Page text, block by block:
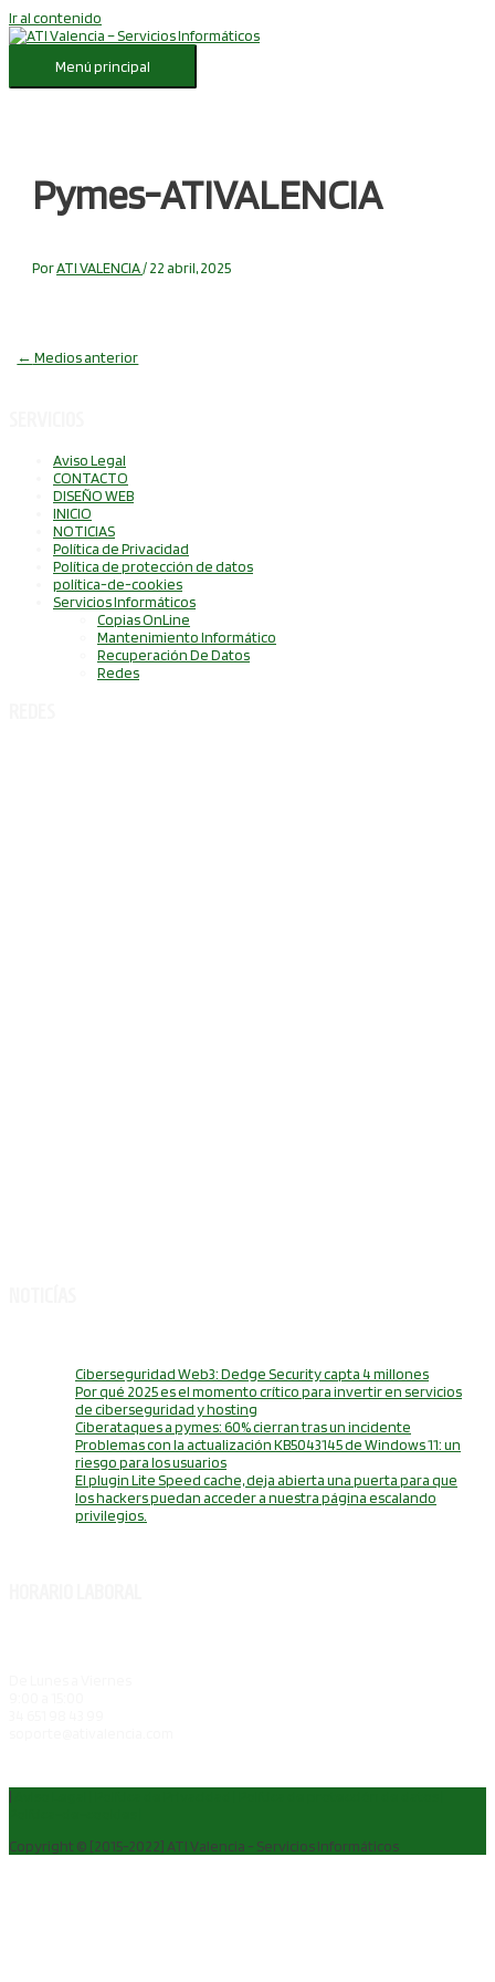
Ir al contenido
Menú principal
Pymes-ATIVALENCIA
PorATI VALENCIA/22 abril, 2025
← Medios anterior
Aviso Legal
CONTACTO
DISEÑO WEB
INICIO
NOTICIAS
Política de Privacidad
Política de protección de datos
política-de-cookies
Servicios Informáticos
Copias OnLine
Mantenimiento Informático
Recuperación De Datos
Redes
Ciberseguridad Web3: Dedge Security capta 4 millones
Por qué 2025 es el momento crítico para invertir en servicios
de ciberseguridad y hosting
Ciberataques a pymes: 60% cierran tras un incidente
Problemas con la actualización KB5043145 de Windows 11: un
riesgo para los usuarios
El plugin Lite Speed cache, deja abierta una puerta para que
los hackers puedan acceder a nuestra página escalando
privilegios.
|
Copyright © [2015-2022]ATI Valencia - Servicios Informáticos